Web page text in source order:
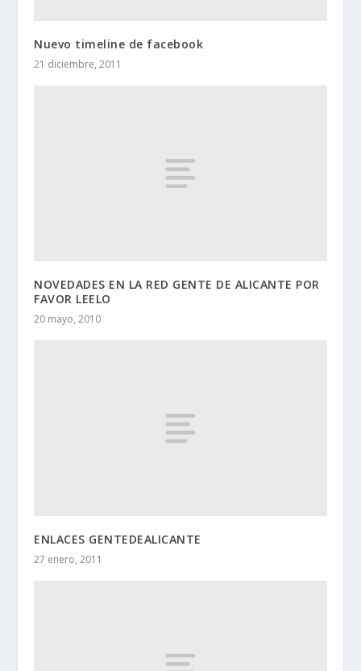
Nuevo timeline de facebook
21 diciembre, 2011
NOVEDADES EN LA RED GENTE DE ALICANTE POR
FAVOR LEELO
20 mayo, 2010
ENLACES GENTEDEALICANTE
27 enero, 2011